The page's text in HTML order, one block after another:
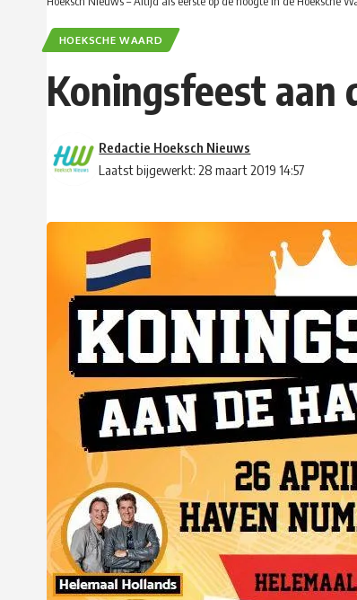
HOEKSCHE WAARD
Koningsfeest aan
Laatst bijgewerkt: 28 maart 2019 14:57
Redactie Hoeksch Nieuws